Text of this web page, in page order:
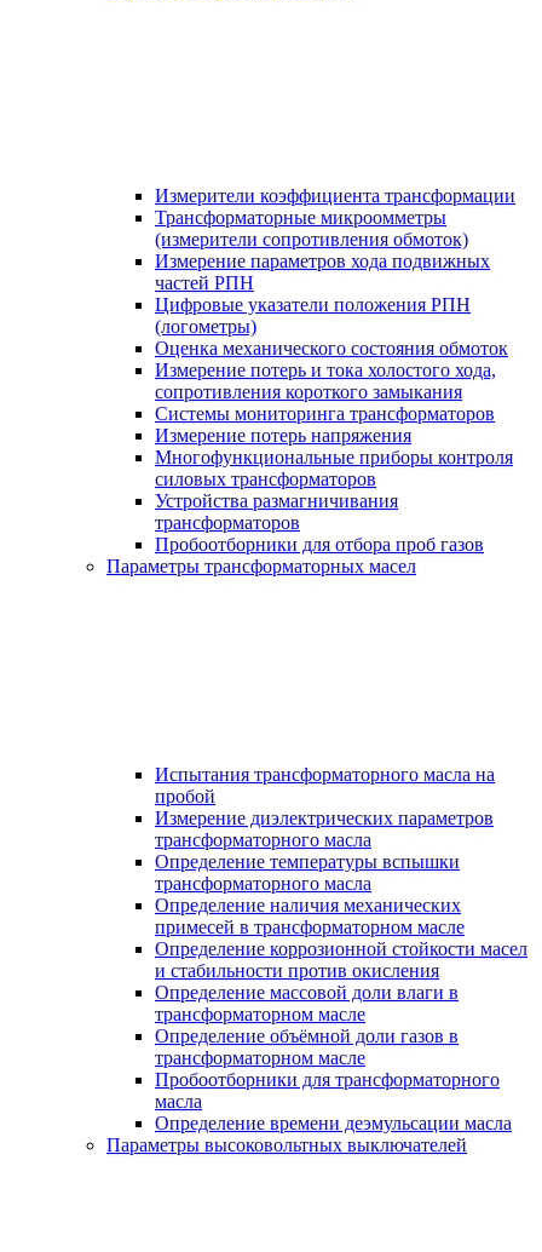
Измерители коэффициента трансформации
Трансформаторные микроомметры
(измерители сопротивления обмоток)
Измерение параметров хода подвижных
частей РПН
Цифровые указатели положения РПН
(логометры)
Оценка механического состояния обмоток
Измерение потерь и тока холостого хода,
сопротивления короткого замыкания
Системы мониторинга трансформаторов
Измерение потерь напряжения
Многофункциональные приборы контроля
силовых трансформаторов
Устройства размагничивания
трансформаторов
Пробоотборники для отбора проб газов
Параметры трансформаторных масел
Испытания трансформаторного масла на
пробой
Измерение диэлектрических параметров
трансформаторного масла
Определение температуры вспышки
трансформаторного масла
Определение наличия механических
примесей в трансформаторном масле
Определение коррозионной стойкости масел
и стабильности против окисления
Определение массовой доли влаги в
трансформаторном масле
Определение объёмной доли газов в
трансформаторном масле
Пробоотборники для трансформаторного
масла
Определение времени деэмульсации масла
Параметры высоковольтных выключателей